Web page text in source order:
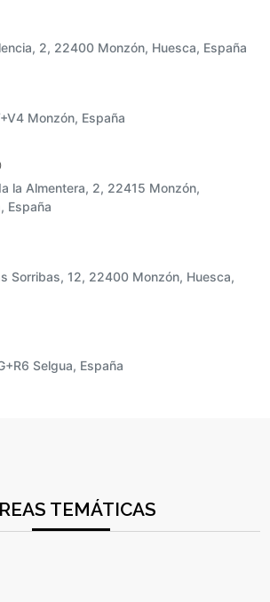
2, 22400 Monzón, Huesca, España
Monzón, España
la Almentera, 2, 22415 Monzón,
España
Sorribas, 12, 22400 Monzón, Huesca,
Selgua, España
TEMÁTICAS